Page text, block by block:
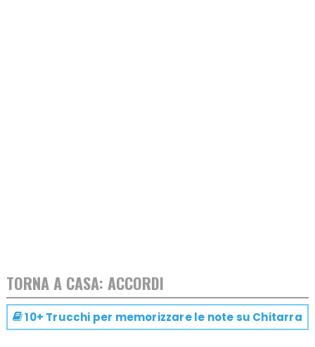
TORNA A CASA: ACCORDI
10+ Trucchi per memorizzare le note su Chitarra